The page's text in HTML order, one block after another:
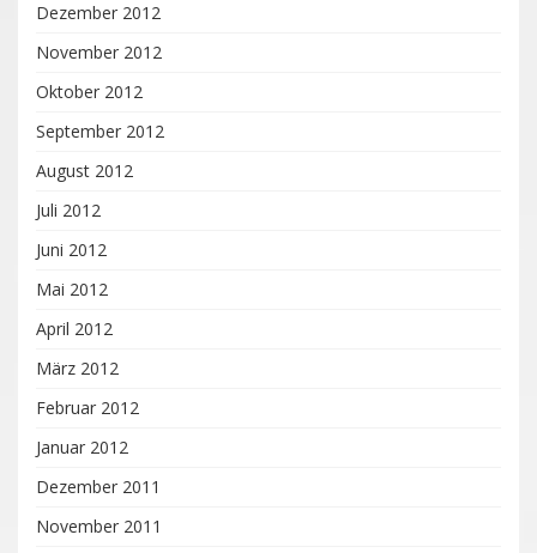
Dezember 2012
November 2012
Oktober 2012
September 2012
August 2012
Juli 2012
Juni 2012
Mai 2012
April 2012
März 2012
Februar 2012
Januar 2012
Dezember 2011
November 2011